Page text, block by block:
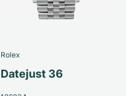
Rolex
Datejust 36